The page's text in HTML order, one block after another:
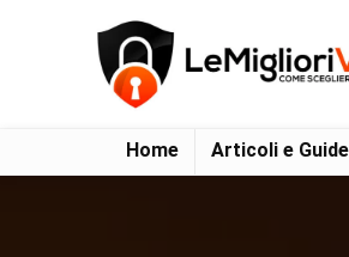
Home Articoli e Guide